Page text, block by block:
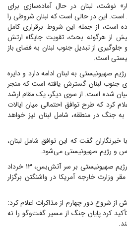
نوشت، لبنان در حال آماده‌سازی برای
است. این در حالی است که لبنان شروطی را
است، از جمله این شروط برقراری کامل
از هرگونه بحث، تقویت جایگاه ارتش
جلوگیری از تبدیل جنوب لبنان به فضای باز
است.
صهیونیستی به لبنان ادامه دارد و دایره
جنوب لبنان گسترش یافته است که منجر
شده است. از سوی دیگر، یک مقام ارشد
کرد که طرح توافق احتمالی میان ایالات
به جنگ در منطقه، شامل لبنان نیز خواهد
گفت که این توافق شامل لبنان،
و رژیم صهیونیستی می‌شود.
چهارمین دور از مذاکرات لبنان و رژیم صهیونیستی بر سر آتش‌بس، ۱۳ خرداد
خارجه آمریکا در واشنگتن برگزار
شروع دور چهارم از مذاکرات اعلام کرد:
کرد پایان جنگ از مسیر گفت‌وگو را نه